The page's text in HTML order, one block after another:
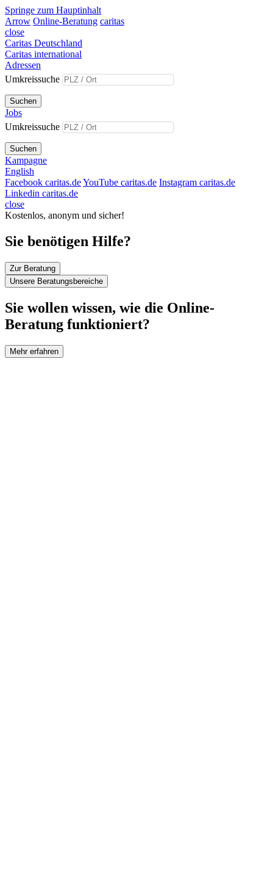
Springe zum Hauptinhalt
Arrow Online-Beratung caritas
close
Caritas Deutschland
Caritas international
Adressen
Umkreissuche
Suchen
Jobs
Umkreissuche
Suchen
Kampagne
English
Facebook caritas.deYouTube caritas.de Instagram caritas.de
Linkedin caritas.de
close
Kostenlos, anonym und sicher!
Sie benötigen Hilfe?
Zur Beratung
Unsere Beratungsbereiche
Sie wollen wissen, wie die Online-
Beratung funktioniert?
Mehr erfahren